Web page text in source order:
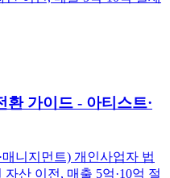
환 가이드 - 아티스트·
매니지먼트) 개인사업자 법
산 이전, 매출 5억·10억 절